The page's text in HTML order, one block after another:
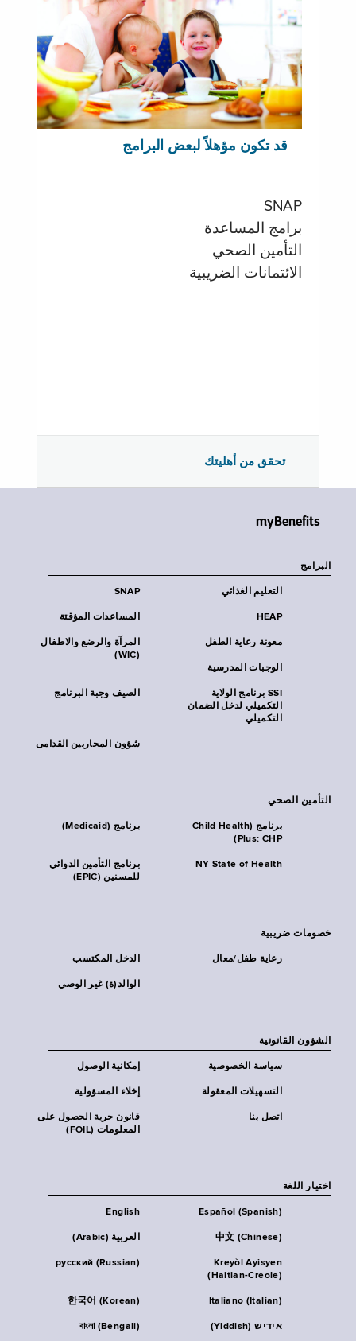
قد تكون مؤهلاً لبعض البرامج
SNAP
برامج المساعدة
التأمين الصحي
الائتمانات الضريبية
تحقق من أهليتك
myBenefits
البرامج
SNAP التعليم الغذائي
المساعدات المؤقتة HEAP
المرآة والرضع والاطفال
(WIC)
معونة رعاية الطفل
الوجبات المدرسية
الصيف وجبة البرنامج
SSI برنامج الولاية
التكميلي لدخل الضمان
التكميلي
شؤون المحاربين القدامى
التأمين الصحي
برنامج (Medicaid)
برنامج (Child Health
Plus: CHP)
برنامج التأمين الدوائي
للمسنين (EPIC)
NY State of Health
خصومات ضريبية
الدخل المكتسب رعاية طفل/معال
الوالد(ة) غير الوصي
الشؤون القانونية
إمكانية الوصول سياسة الخصوصية
إخلاء المسؤولية التسهيلات المعقولة
قانون حرية الحصول على
المعلومات (FOIL)
اتصل بنا
اختيار اللغة
English Español (Spanish)
العربية (Arabic) 中文 (Chinese)
русский (Russian)
Kreyòl Ayisyen
(Haitian-Creole)
한국어 (Korean) Italiano (Italian)
বাংলা (Bengali) אידיש (Yiddish)